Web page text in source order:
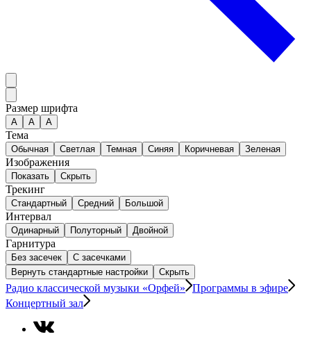
Размер шрифта
А A A
Тема
Обычная Светлая Темная Синяя Коричневая Зеленая
Изображения
Показать Скрыть
Трекинг
Стандартный Средний Большой
Интервал
Одинарный Полуторный Двойной
Гарнитура
Без засечек
С засечками
Вернуть стандартные настройки
Скрыть
Радио классической музыки «Орфей»
Программы в эфире
Концертный зал